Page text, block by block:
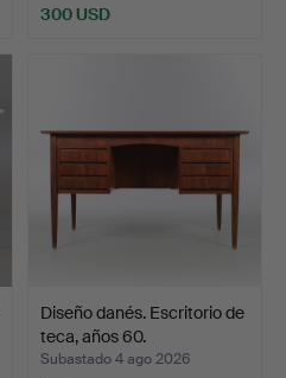
300 USD
Diseño danés. Escritorio de
teca, años 60.
Subastado 4 ago 2026